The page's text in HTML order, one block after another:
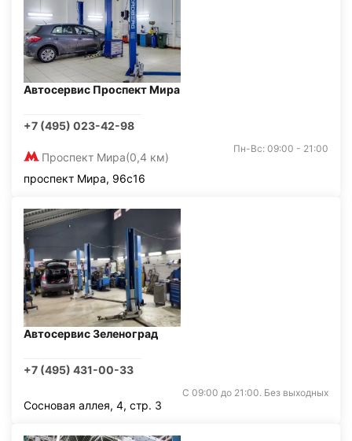
Автосервис Проспект Мира
+7 (495) 023-42-98
Проспект Мира(0,4 км)
Пн-Вс: 09:00 - 21:00
проспект Мира, 96с16
Автосервис Зеленоград
+7 (495) 431-00-33
С 09:00 до 21:00. Без выходных
Сосновая аллея, 4, стр. 3